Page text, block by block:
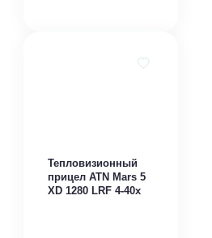
Тепловизионный
прицел ATN Mars 5
XD 1280 LRF 4-40x